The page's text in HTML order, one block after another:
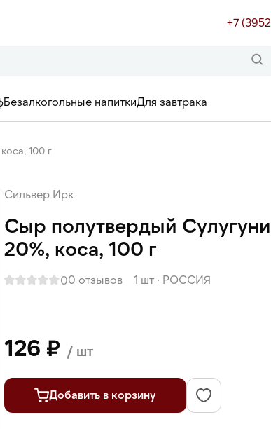
+7
Безалкогольные напиткиДля завтрака
100 г
Сильвер Ирк
Сыр полутвердый
20%, коса, 100 г
00 отзывов 1 шт · РОССИЯ
126 ₽ / шт
Добавить в корзину